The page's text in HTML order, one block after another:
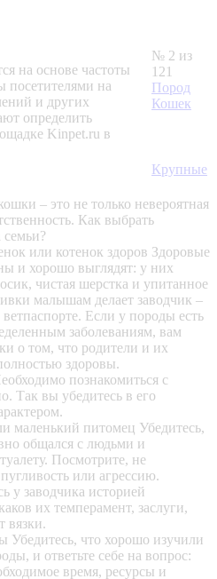
на основе частоты
посетителями на
и других
определить
Kinpet.ru в
№ 2 из
121
Пород
Кошек
Крупные
– это не только невероятная
Как выбрать
семьи?
или котенок здоров Здоровые
и хорошо выглядят: у них
чистая шерстка и упитанное
малышам делает заводчик –
Если у породы есть
заболеваниям, вам
о том, что родители и их
здоровы.
познакомиться с
Так вы убедитесь в его
маленький питомец Убедитесь,
общался с людьми и
Посмотрите, не
или агрессию.
у заводчика историей
их темперамент, заслуги,
вязки.
Убедитесь, что хорошо изучили
и ответьте себе на вопрос:
время, ресурсы и